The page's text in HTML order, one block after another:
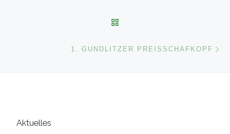
1. GUNDLITZER PREISSCHAFKOPF
Aktuelles